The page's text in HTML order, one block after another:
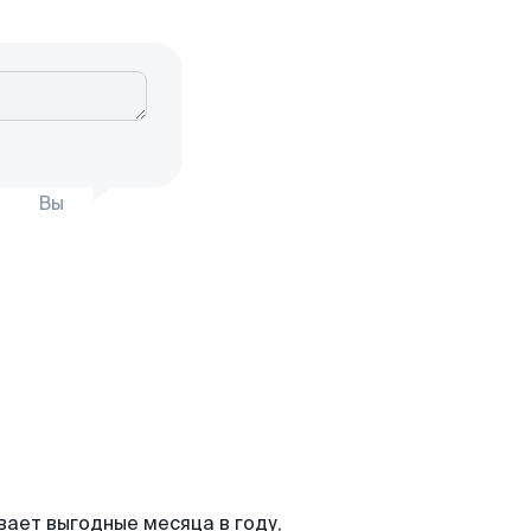
Вы
выгодные месяца в году,